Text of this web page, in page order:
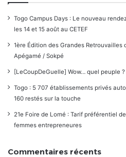
Togo Campus Days : Le nouveau
les 14 et 15 août au CETEF
1ère Édition des Grandes Retrouvailles
Apégamé / Sokpé
[LeCoupDeGuelle] Wow… quel peuple ?
Togo : 5 707 établissements privés
160 restés sur la touche
21e Foire de Lomé : Tarif préférentiel
femmes entrepreneures
Commentaires récents